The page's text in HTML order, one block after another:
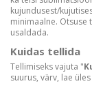
kujundusest/
minimaalne. Otsuse
usaldada.
Kuidas tellida
Tellimiseks vajuta "
suurus, värv, lae